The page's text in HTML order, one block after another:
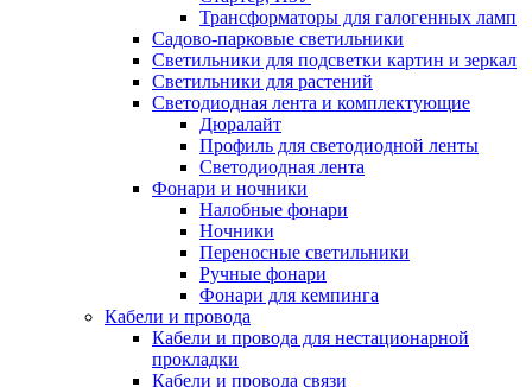
Трансформаторы для галогенных ламп
Садово-парковые светильники
Светильники для подсветки картин и зеркал
Светильники для растений
Светодиодная лента и комплектующие
Дюралайт
Профиль для светодиодной ленты
Светодиодная лента
Фонари и ночники
Налобные фонари
Ночники
Переносные светильники
Ручные фонари
Фонари для кемпинга
Кабели и провода
Кабели и провода для нестационарной
прокладки
Кабели и провода связи